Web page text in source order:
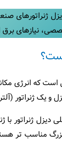
دیزل
نیازهای
است که انرژی
و یک ژنراتور
دیزل ژنراتور
مناسب ‌تر